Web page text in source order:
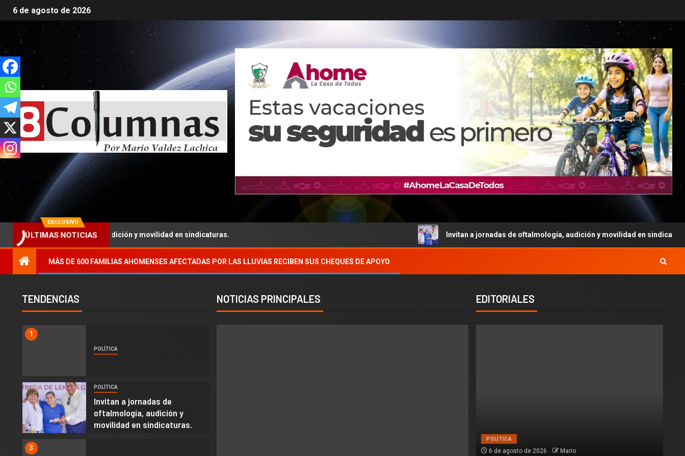
6 de agosto de 2026
EXCLUSIVO
ÚLTIMAS NOTICIAS
de oftalmología, audición y movilidad en sindicaturas. Invitan a jornadas de oftalmología, audición y movilidad en sindicaturas.
MÁS DE 600 FAMILIAS AHOMENSES AFECTADAS POR LAS LLUVIAS RECIBEN SUS CHEQUES DE APOYO
TENDENCIAS
1
POLÍTICA
2 POLÍTICA
Invitan a jornadas de
oftalmología, audición y
movilidad en sindicaturas.
3
NOTICIAS PRINCIPALES EDITORIALES
POLÍTICA
6 de agosto de 2026 Mario